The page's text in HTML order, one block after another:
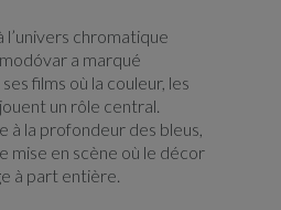
l’univers chromatique
a marqué
films où la couleur, les
un rôle central.
à la profondeur des bleus,
mise en scène où le décor
à part entière.